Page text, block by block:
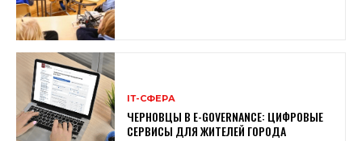
ІТ-СФЕРА
ЧЕРНОВЦЫ В E-GOVERNANCE: ЦИФРОВЫЕ
СЕРВИСЫ ДЛЯ ЖИТЕЛЕЙ ГОРОДА